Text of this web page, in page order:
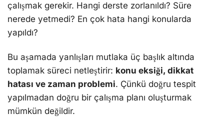
çalışmak gerekir. Hangi derste zorlanıldı? Süre
nerede yetmedi? En çok hata hangi konularda
yapıldı?
Bu aşamada yanlışları mutlaka üç başlık altında
toplamak süreci netleştirir: konu eksiği, dikkat
hatası ve zaman problemi. Çünkü doğru tespit
yapılmadan doğru bir çalışma planı oluşturmak
mümkün değildir.